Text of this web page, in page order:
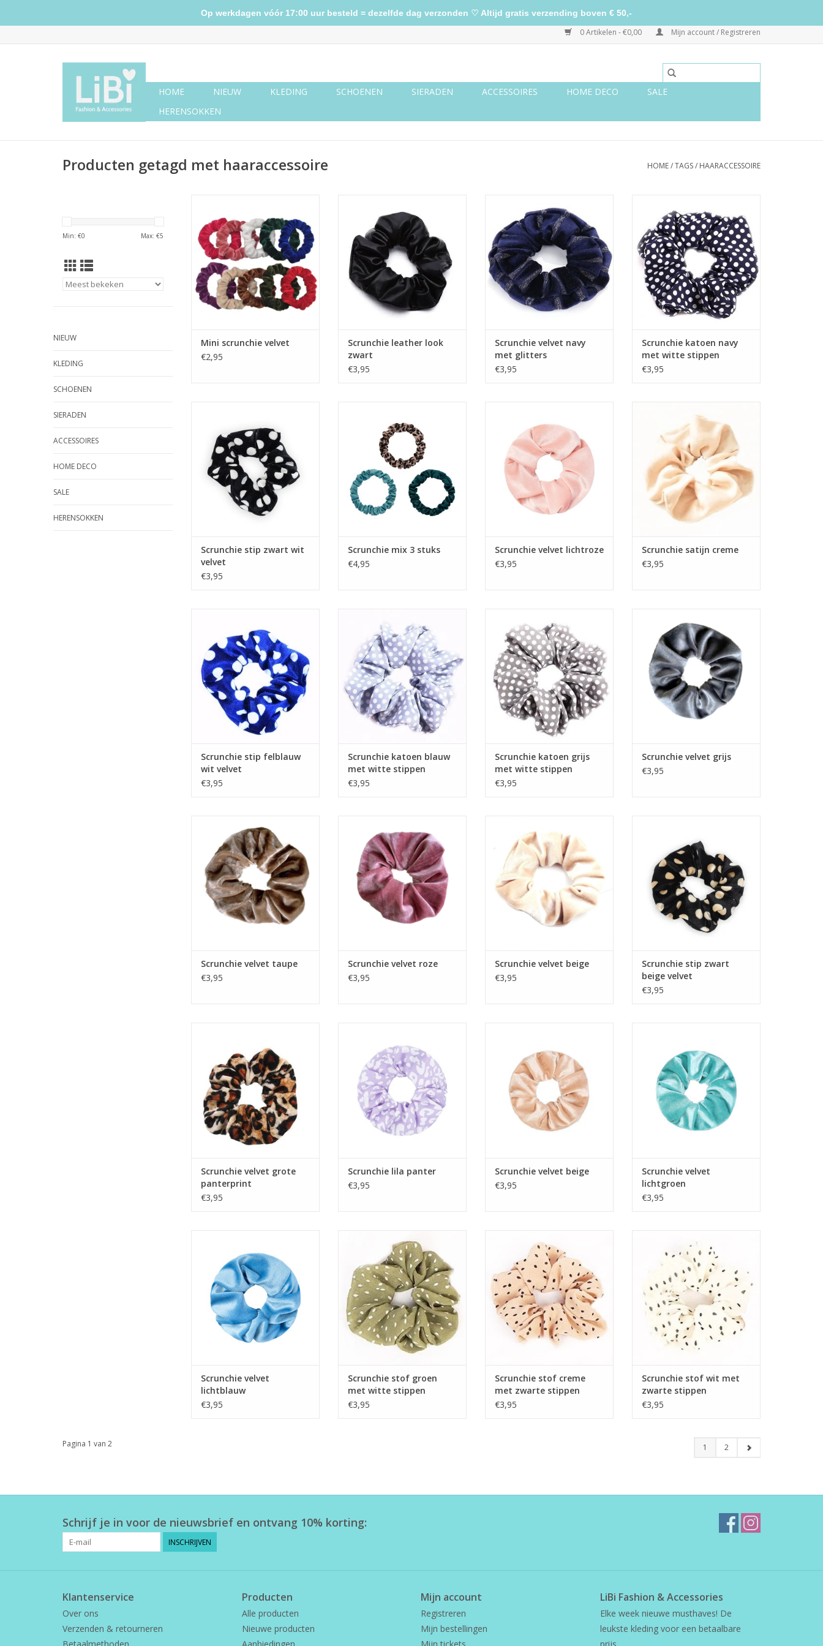
0 Artikelen - €0,00 Mijn account / Registreren
HOME NIEUW KLEDING SCHOENEN SIERADEN ACCESSOIRES HOME DECO
SALE
HERENSOKKEN
Producten getagd met haaraccessoire HOME/TAGS/ HAARACCESSOIRE
Min: €0 Max: €5
NIEUW
KLEDING
SCHOENEN
SIERADEN
ACCESSOIRES
HOME DECO
SALE
HERENSOKKEN
TOEVOEGEN AAN WINKELWAGEN
Mini scrunchie velvet
€2,95
Scrunchie leather look
zwart
€3,95
TOEVOEGEN AAN WINKELWAGEN
Scrunchie velvet navy
met glitters
€3,95
stippen
Scrunchie katoen navy
met witte stippen
€3,95
Scrunchie stip zwart wit
velvet
€3,95
Scrunchie mix 3 stuks
€4,95
Scrunchie velvet lichtroze
€3,95
TOEVOEGEN AAN WINKELWAGEN
Scrunchie satijn creme
€3,95
Scrunchie stip felblauw
wit velvet
€3,95
stippen
TOEVOEGEN AAN WINKELWAGEN
Scrunchie katoen blauw
met witte stippen
€3,95
stippen
Scrunchie katoen grijs
met witte stippen
€3,95
Scrunchie velvet grijs
€3,95
Scrunchie velvet taupe
€3,95
Scrunchie velvet roze
€3,95
Scrunchie velvet beige
€3,95
TOEVOEGEN AAN WINKELWAGEN
Scrunchie stip zwart
beige velvet
€3,95
Scrunchie velvet grote
panterprint
€3,95
TOEVOEGEN AAN WINKELWAGEN
Scrunchie lila panter
€3,95
Scrunchie velvet beige
€3,95
Scrunchie velvet
lichtgroen
€3,95
Scrunchie velvet
lichtblauw
€3,95
stippen
TOEVOEGEN AAN WINKELWAGEN
Scrunchie stof groen
met witte stippen
€3,95
stippen
Scrunchie stof creme
met zwarte stippen
€3,95
stippen
TOEVOEGEN AAN WINKELWAGEN
Scrunchie stof wit met
zwarte stippen
€3,95
Pagina 1 van 2 1 2
Schrijf je in voor de nieuwsbrief en ontvang 10% korting:
INSCHRIJVEN
Klantenservice
Over ons
Verzenden & retourneren
Betaalmethoden
Producten
Alle producten
Nieuwe producten
Aanbiedingen
Mijn account
Registreren
Mijn bestellingen
Mijn tickets
LiBi Fashion & Accessories
Elke week nieuwe musthaves! De
leukste kleding voor een betaalbare
prijs.
Op werkdagen vóór 17:00 uur besteld = dezelfde dag verzonden ♡ Altijd gratis verzending boven € 50,-